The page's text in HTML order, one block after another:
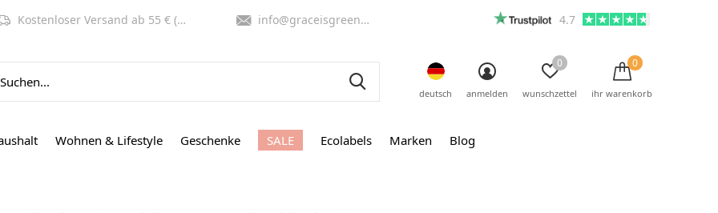
Wohnen & Lifestyle Geschenke SALE Ecolabels Marken Blog
deutsch anmelden wunschzettel
0
ihr warenkorb
0
Kostenloser Versand ab 55 € (NL, BE) info@graceisgreen.com 4.7